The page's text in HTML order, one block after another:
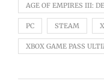
AGE OF EMPIRES III:
PC STEAM
XBOX GAME PASS